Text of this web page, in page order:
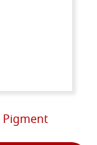
Pigment